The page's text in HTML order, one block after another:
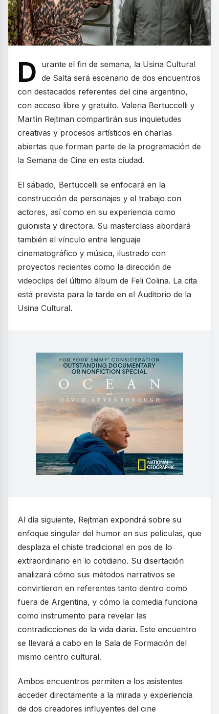
D
urante el fin de semana, la Usina Cultural
de Salta será escenario de dos encuentros
con destacados referentes del cine argentino,
con acceso libre y gratuito. Valeria Bertuccelli y
Martín Rejtman compartirán sus inquietudes
creativas y procesos artísticos en charlas
abiertas que forman parte de la programación de
la Semana de Cine en esta ciudad.
El sábado, Bertuccelli se enfocará en la
construcción de personajes y el trabajo con
actores, así como en su experiencia como
guionista y directora. Su masterclass abordará
también el vínculo entre lenguaje
cinematográfico y música, ilustrado con
proyectos recientes como la dirección de
videoclips del último álbum de Feli Colina. La cita
está prevista para la tarde en el Auditorio de la
Usina Cultural.
Al día siguiente, Rejtman expondrá sobre su
enfoque singular del humor en sus películas, que
desplaza el chiste tradicional en pos de lo
extraordinario en lo cotidiano. Su disertación
analizará cómo sus métodos narrativos se
convirtieron en referentes tanto dentro como
fuera de Argentina, y cómo la comedia funciona
como instrumento para revelar las
contradicciones de la vida diaria. Este encuentro
se llevará a cabo en la Sala de Formación del
mismo centro cultural.
Ambos encuentros permiten a los asistentes
acceder directamente a la mirada y experiencia
de dos creadores influyentes del cine